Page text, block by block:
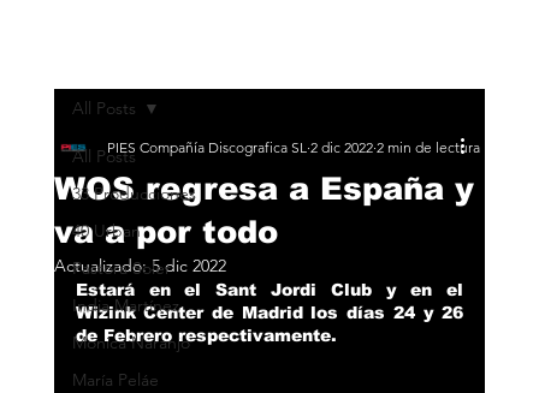
All Posts
33 Producciones
40 Urban
Pastora Soler
India Martínez
Monica Naranjo
María Peláe
All Posts
WOS regresa a España y
va a por todo
PIES Compañía Discografica SL 2 dic 2022 2 min de lectura
Actualizado:5 dic 2022
Estará en el Sant Jordi Club y en el
Wizink Center de Madrid los días 24 y 26
de Febrero respectivamente.